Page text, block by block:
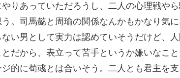
りあっていただろうし、二人の心理戦や
。司馬懿と周瑜の関係なんかもかなり気
い男として実力は認めていそうだけど、
だから、表立って苦手というか嫌いなこ
的に荀彧とは合いそう。二人とも君主を